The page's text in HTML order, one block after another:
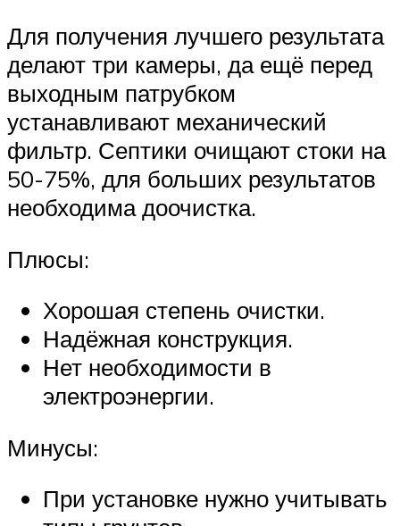
Для получения лучшего результата
делают три камеры, да ещё перед
выходным патрубком
устанавливают механический
фильтр. Септики очищают стоки на
50-75%, для больших результатов
необходима доочистка.
Плюсы:
Хорошая степень очистки.
Надёжная конструкция.
Нет необходимости в
электроэнергии.
Минусы:
При установке нужно учитывать